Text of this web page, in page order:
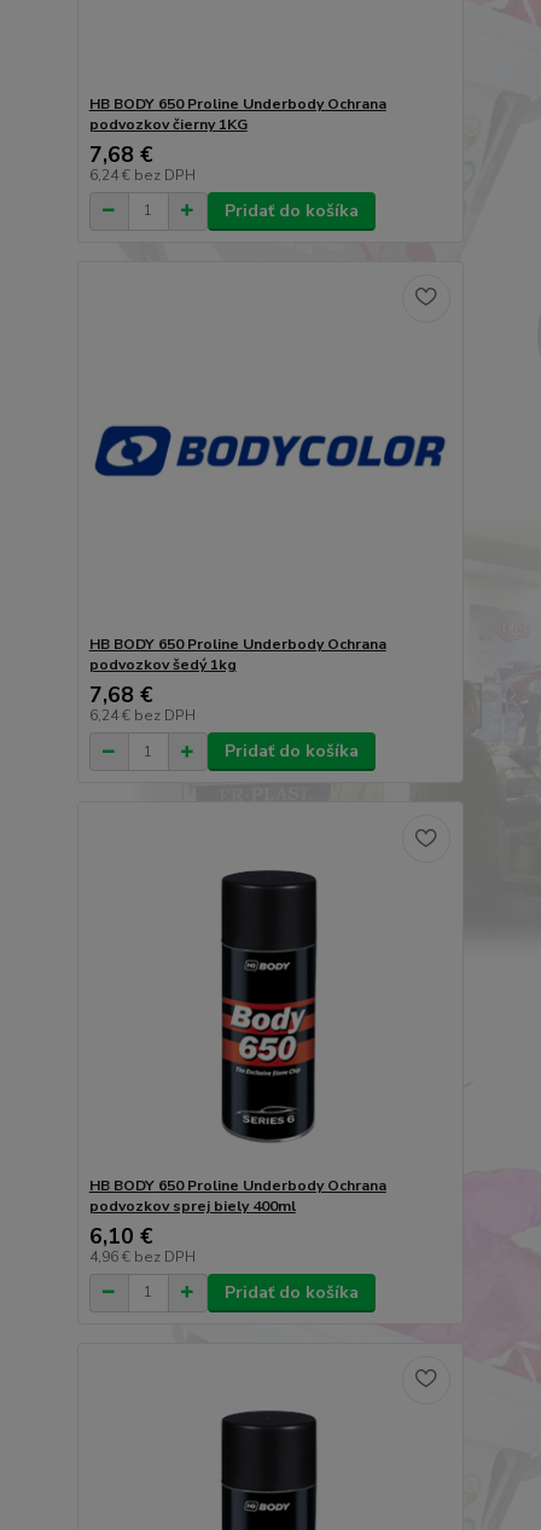
HB BODY 650 Proline Underbody Ochrana
podvozkov čierny 1KG
7,68 €
6,24 € bez DPH
Pridať do košíka
HB BODY 650 Proline Underbody Ochrana
podvozkov šedý 1kg
7,68 €
6,24 € bez DPH
Pridať do košíka
HB BODY 650 Proline Underbody Ochrana
podvozkov sprej biely 400ml
6,10 €
4,96 € bez DPH
Pridať do košíka